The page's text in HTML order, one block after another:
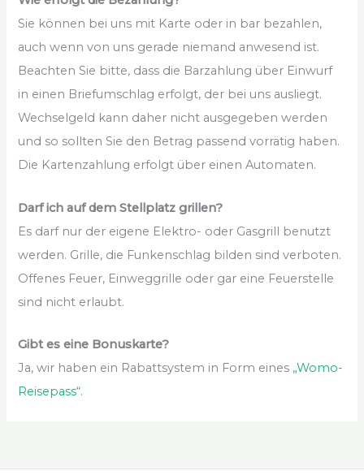
Sie können bei uns mit Karte oder in bar bezahlen,
auch wenn von uns gerade niemand anwesend ist.
Beachten Sie bitte, dass die Barzahlung über Einwurf
in einen Briefumschlag erfolgt, der bei uns ausliegt.
Wechselgeld kann daher nicht ausgegeben werden
und so sollten Sie den Betrag passend vorrätig haben.
Die Kartenzahlung erfolgt über einen Automaten.
Darf ich auf dem Stellplatz grillen?
Es darf nur der eigene Elektro- oder Gasgrill benutzt
werden. Grille, die Funkenschlag bilden sind verboten.
Offenes Feuer, Einweggrille oder gar eine Feuerstelle
sind nicht erlaubt.
Gibt es eine Bonuskarte?
Ja, wir haben ein Rabattsystem in Form eines „Womo-
Reisepass“.